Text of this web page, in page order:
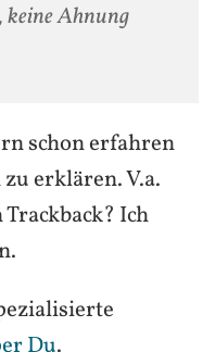
Ahnung
schon erfahren
erklären. V.a.
Ich
Du.